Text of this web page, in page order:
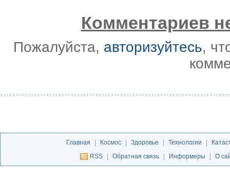
Комментариев
Пожалуйста, авторизуйтесь,
Главная Космос Здоровье Технологии
RSS
Обратная связь Информеры О